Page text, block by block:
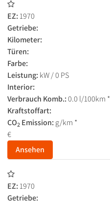
EZ: 1970
Getriebe:
Kilometer:
Türen:
Farbe:
Leistung: kW / 0 PS
Interior:
Verbrauch Komb.:0.0 l/100km *
Kraftstoffart:
CO2 Emission: g/km *
€
Ansehen
EZ: 1970
Getriebe: